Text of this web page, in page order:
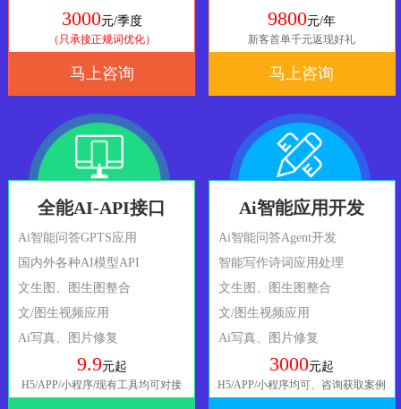
3000元/季度
（只承接正规词优化）
马上咨询
9800元/年
新客首单千元返现好礼
马上咨询
全能AI-API接口
Ai智能问答GPTS应用
国内外各种AI模型API
文生图、图生图整合
文/图生视频应用
Ai写真、图片修复
9.9元起
H5/APP/小程序/现有工具均可对接
Ai智能应用开发
Ai智能问答Agent开发
智能写作诗词应用处理
文生图、图生图整合
文/图生视频应用
Ai写真、图片修复
3000元起
H5/APP/小程序均可、咨询获取案例